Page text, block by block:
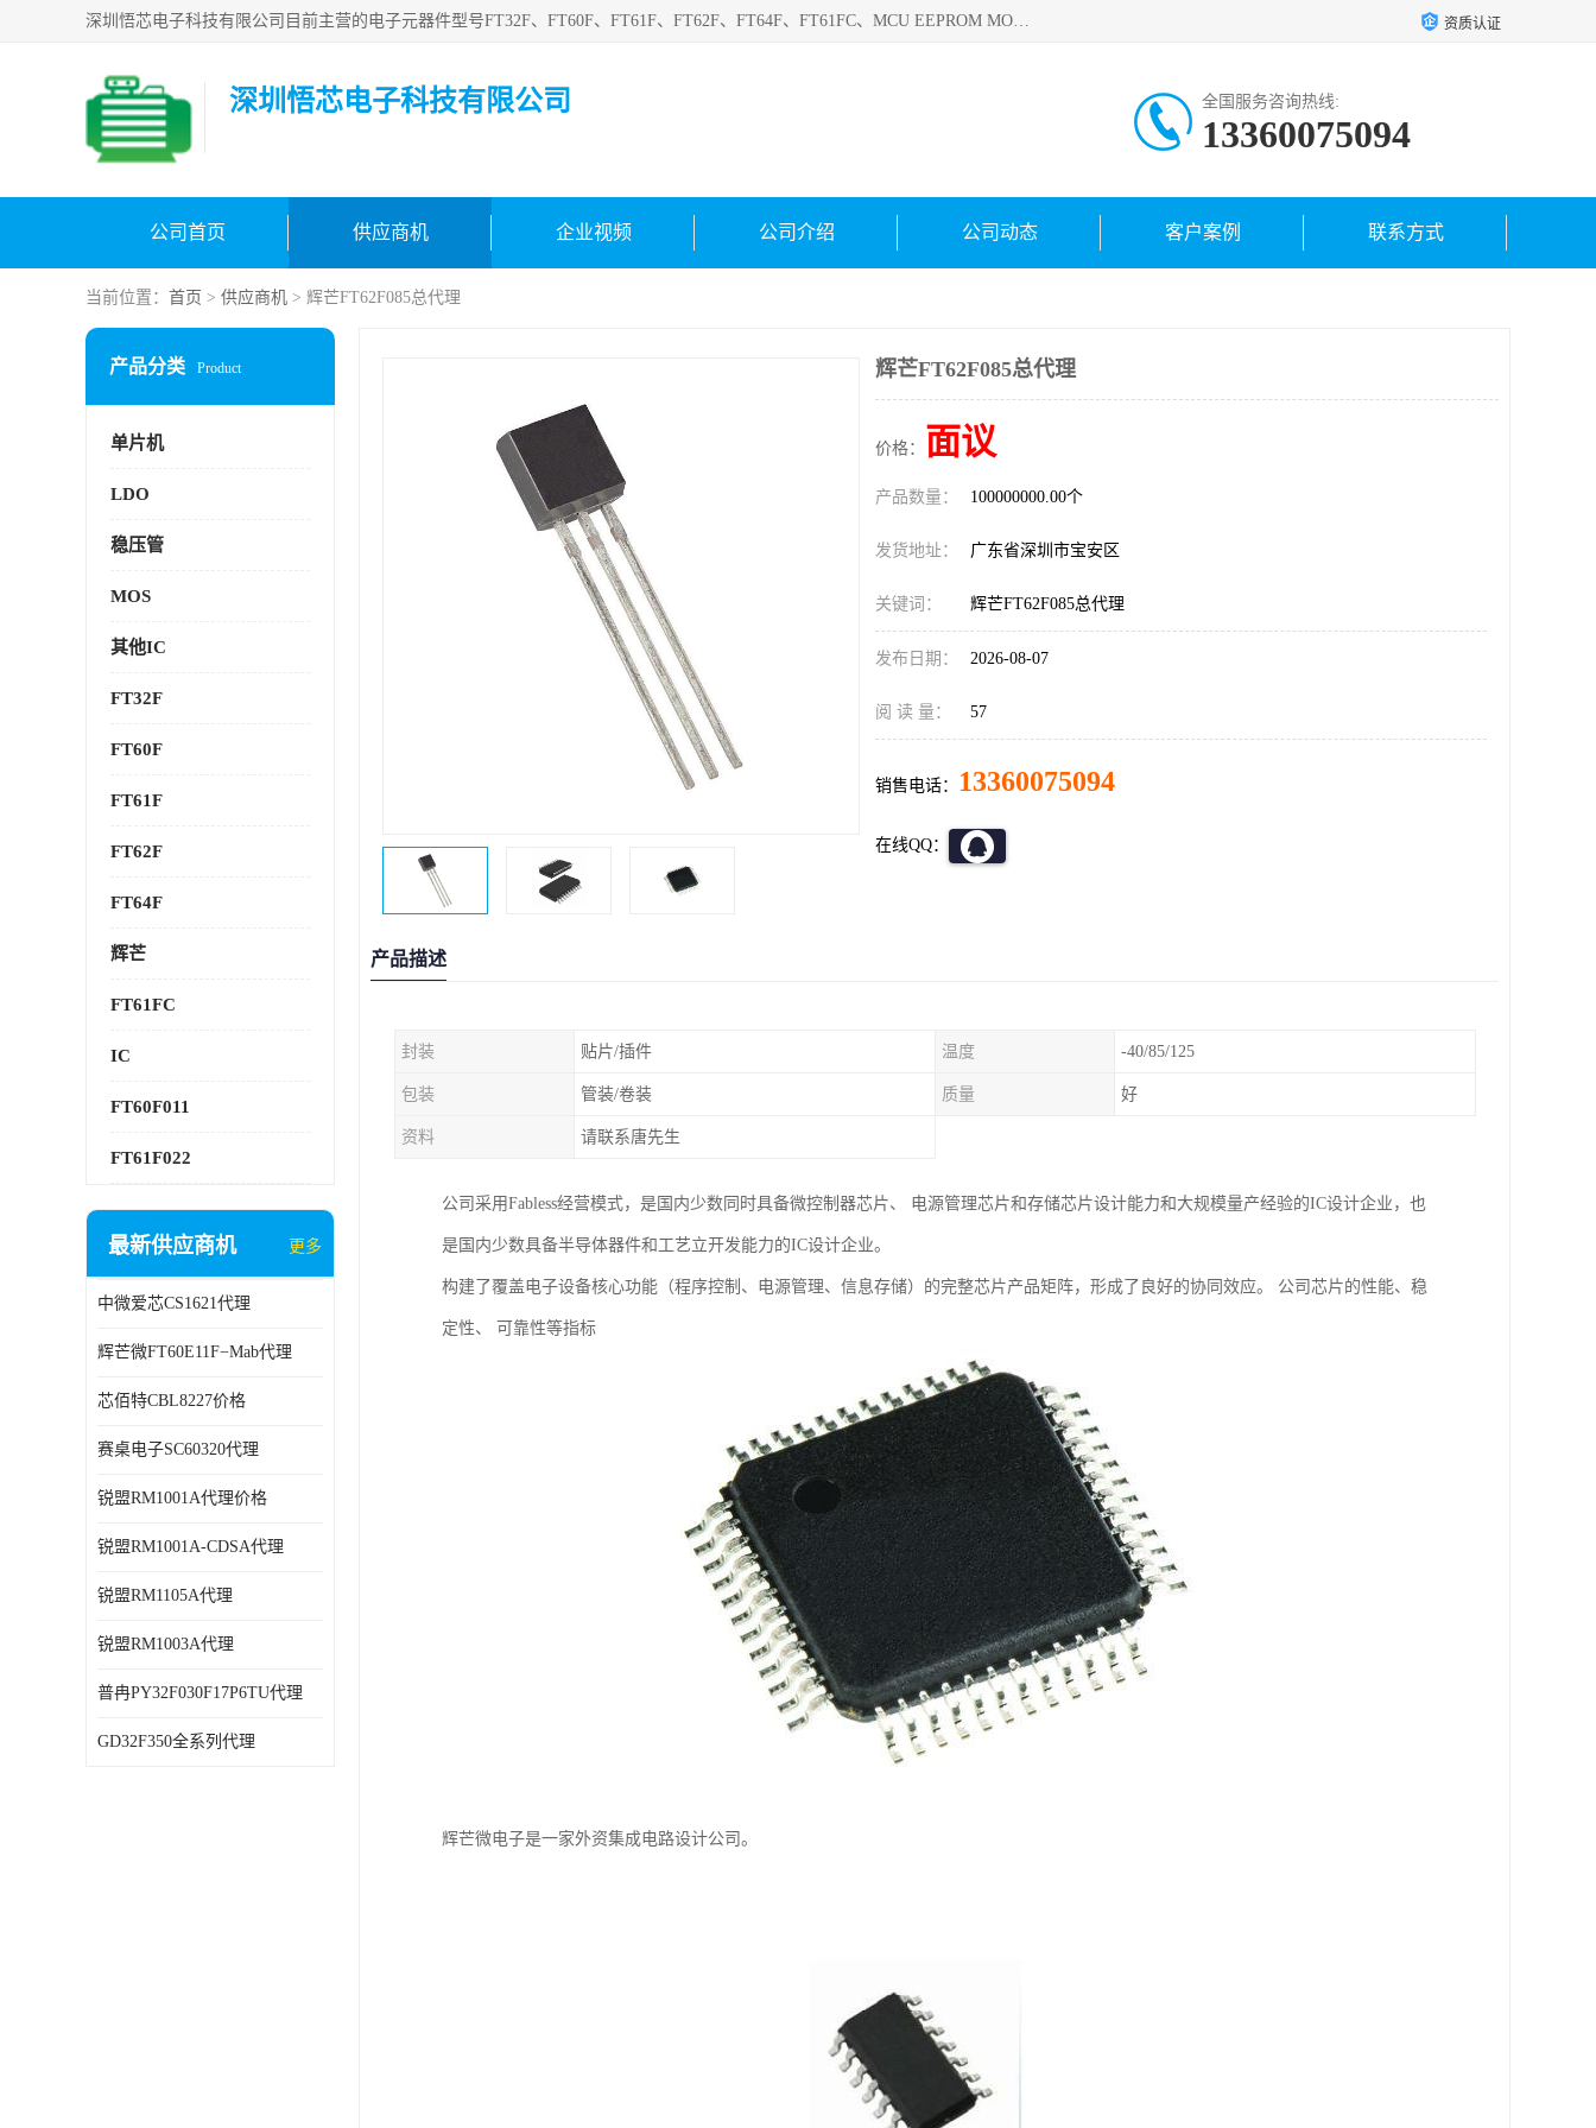
深圳悟芯电子科技有限公司目前主营的电子元器件型号FT32F、FT60F、FT61F、FT62F、FT64F、FT61FC、MCU EEPROM MOS LDO 稳压管 触摸IC DC-DC AC-DC 协议IC等，广泛应用于LED射灯、LED日光灯、等诸多领域。 资质认证
深圳悟芯电子科技有限公司 全国服务咨询热线:
13360075094
公司首页 供应商机 企业视频 公司介绍 公司动态 客户案例 联系方式
当前位置： 首页 > 供应商机 > 辉芒FT62F085总代理
产品分类 Product
单片机
LDO
稳压管
MOS
其他IC
FT32F
FT60F
FT61F
FT62F
FT64F
辉芒
FT61FC
IC
FT60F011
FT61F022
最新供应商机 更多
中微爱芯CS1621代理
辉芒微FT60E11F−Mab代理
芯佰特CBL8227价格
赛桌电子SC60320代理
锐盟RM1001A代理价格
锐盟RM1001A-CDSA代理
锐盟RM1105A代理
锐盟RM1003A代理
普冉PY32F030F17P6TU代理
GD32F350全系列代理
辉芒FT62F085总代理
价格： 面议
产品数量： 100000000.00个
发货地址： 广东省深圳市宝安区
关键词： 辉芒FT62F085总代理
发布日期： 2026-08-07
阅 读 量： 57
销售电话： 13360075094
在线QQ：
产品描述
封装 贴片/插件 温度 -40/85/125
包装 管装/卷装 质量 好
资料 请联系唐先生
公司采用Fabless经营模式，是国内少数同时具备微控制器芯片、 电源管理芯片和存储芯片设计能力和大规模量产经验的IC设计企业，也
是国内少数具备半导体器件和工艺立开发能力的IC设计企业。
构建了覆盖电子设备核心功能（程序控制、电源管理、信息存储）的完整芯片产品矩阵，形成了良好的协同效应。 公司芯片的性能、稳
定性、 可靠性等指标
辉芒微电子是一家外资集成电路设计公司。